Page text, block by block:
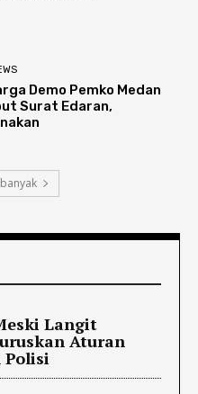
Demo Pemko Medan
Surat Edaran,
Langit
Aturan
Polisi